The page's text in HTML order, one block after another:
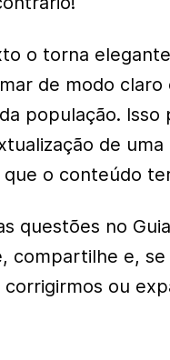
o torna
de modo
população. Isso
de
o conteúdo
questões no
compartilhe e, se
ou